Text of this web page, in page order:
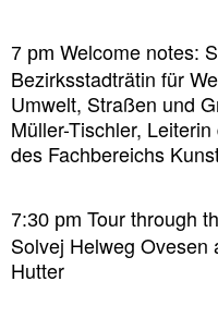
7 pm Welcome notes:
Bezirksstadträtin für
Umwelt, Straßen und
Müller-Tischler,
des Fachbereichs
7:30 pm Tour through
Solvej Helweg
Hutter